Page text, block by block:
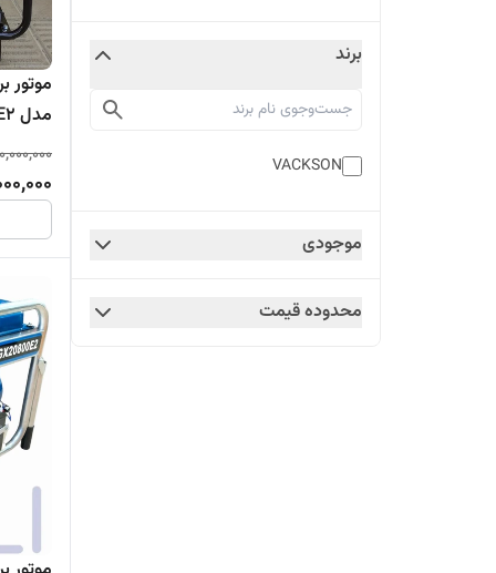
برند
VACKSON
موجودی
محدوده قیمت
مدل VC18800E2